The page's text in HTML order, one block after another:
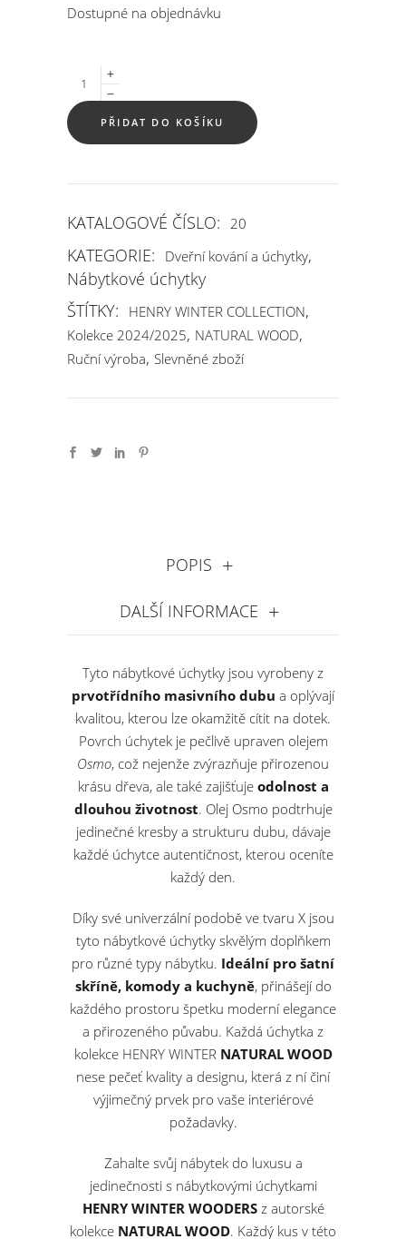
Dostupné na objednávku
Quantity
PŘIDAT DO KOŠÍKU
KATALOGOVÉ ČÍSLO: 20
KATEGORIE: Dveřní kování a úchytky,
Nábytkové úchytky
ŠTÍTKY:
HENRY WINTER COLLECTION,
Kolekce 2024/2025, NATURAL WOOD,
Ruční výroba, Slevněné zboží
POPIS
DALŠÍ INFORMACE
Tyto nábytkové úchytky jsou vyrobeny z
prvotřídního masivního dubu a oplývají
kvalitou, kterou lze okamžitě cítit na dotek.
Povrch úchytek je pečlivě upraven olejem
Osmo, což nejenže zvýrazňuje přirozenou
krásu dřeva, ale také zajišťuje odolnost a
dlouhou životnost. Olej Osmo podtrhuje
jedinečné kresby a strukturu dubu, dávaje
každé úchytce autentičnost, kterou oceníte
každý den.
Díky své univerzální podobě ve tvaru X jsou
tyto nábytkové úchytky skvělým doplňkem
pro různé typy nábytku. Ideální pro šatní
skříně, komody a kuchyně, přinášejí do
každého prostoru špetku moderní elegance
a přirozeného půvabu. Každá úchytka z
kolekce HENRY WINTER NATURAL WOOD
nese pečeť kvality a designu, která z ní činí
výjimečný prvek pro vaše interiérové
požadavky.
Zahalte svůj nábytek do luxusu a
jedinečnosti s nábytkovými úchytkami
HENRY WINTER WOODERSz autorské
kolekce NATURAL WOOD. Každý kus v této